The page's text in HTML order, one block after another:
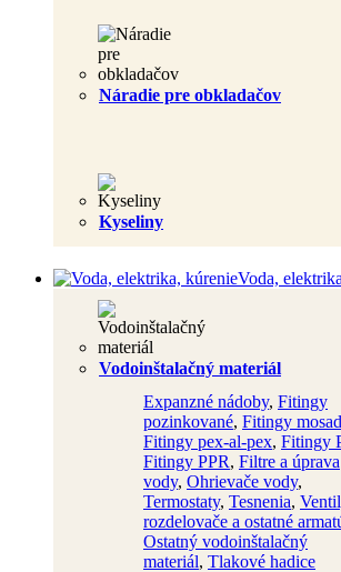
Náradie pre obkladačov
Kyseliny
Voda,
Vodoinštalačný materiál
Expanzné nádoby, Fitingy
pozinkované, Fitingy
Fitingy pex-al-pex, Fitingy
Fitingy PPR, Filtre a úprava
vody, Ohrievače vody,
Termostaty, Tesnenia,
rozdelovače a ostatné
Ostatný vodoinštalačný
materiál, Tlakové hadice